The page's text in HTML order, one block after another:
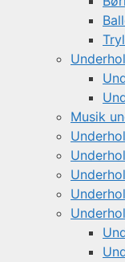
Musik